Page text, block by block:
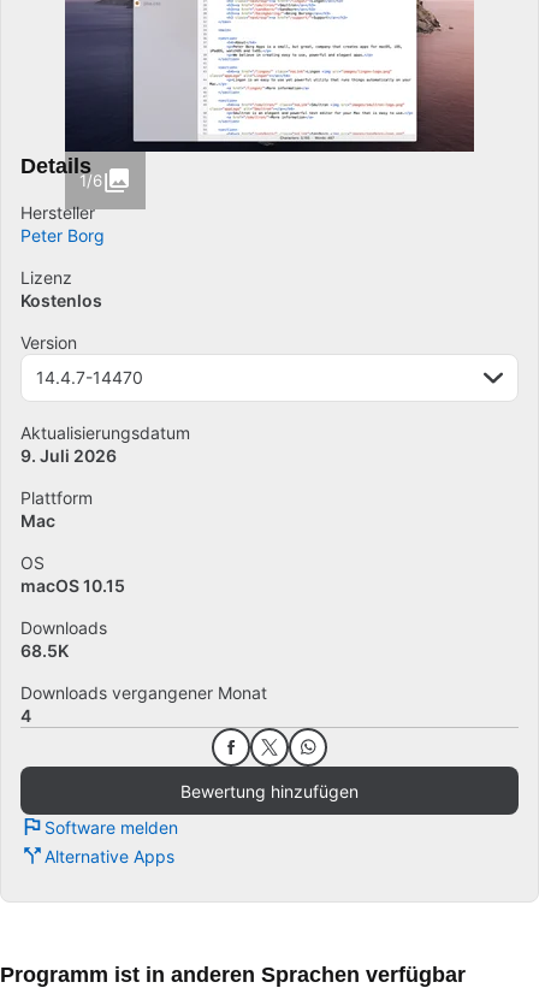
1/6
Details
Hersteller
Peter Borg
Lizenz
Kostenlos
Version
14.4.7-14470
Aktualisierungsdatum
9. Juli 2026
Plattform
Mac
OS
macOS 10.15
Downloads
68.5K
Downloads vergangener Monat
4
Bewertung hinzufügen
Software melden
Alternative Apps
Programm ist in anderen Sprachen verfügbar